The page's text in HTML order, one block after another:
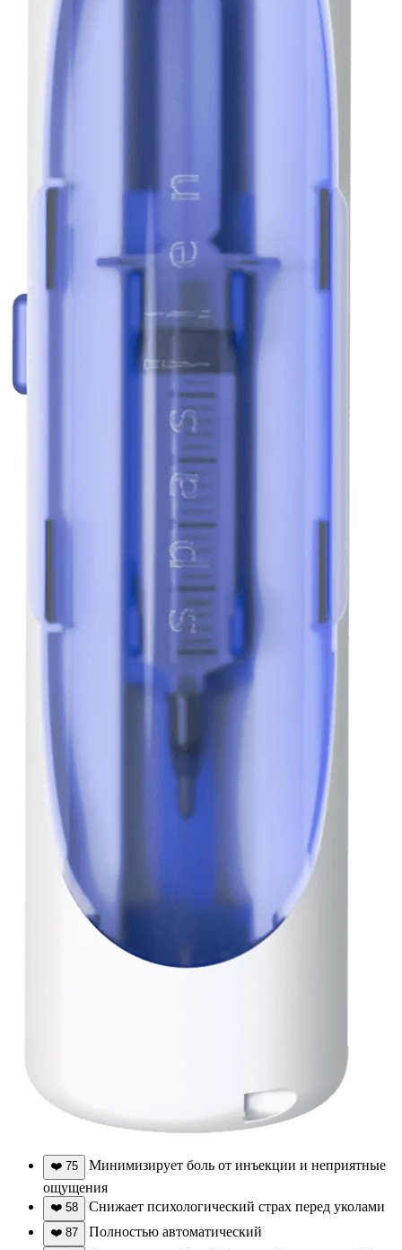
❤️ 75
Минимизирует боль от инъекции и неприятные
ощущения
❤️ 58 Снижает психологический страх перед уколами
❤️ 87 Полностью автоматический